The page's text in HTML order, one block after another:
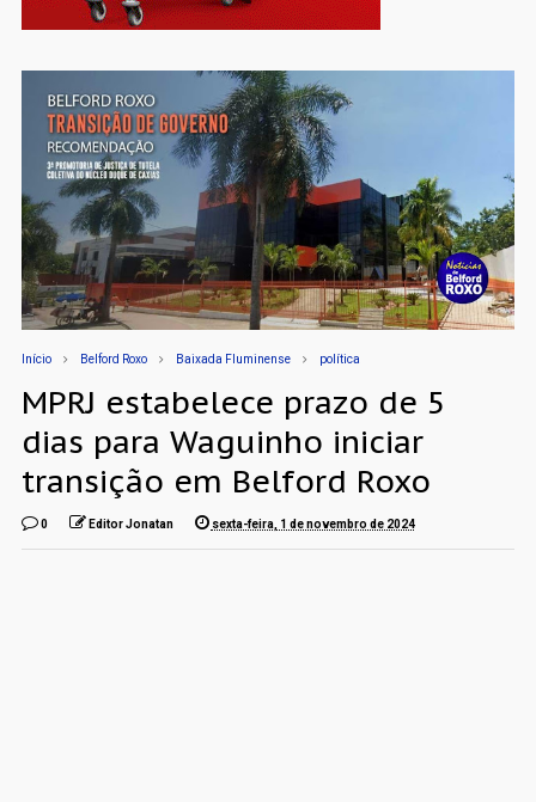
Início Belford Roxo Baixada Fluminense política
MPRJ estabelece prazo de 5
dias para Waguinho iniciar
transição em Belford Roxo
0 Editor Jonatan sexta-feira, 1 de novembro de 2024